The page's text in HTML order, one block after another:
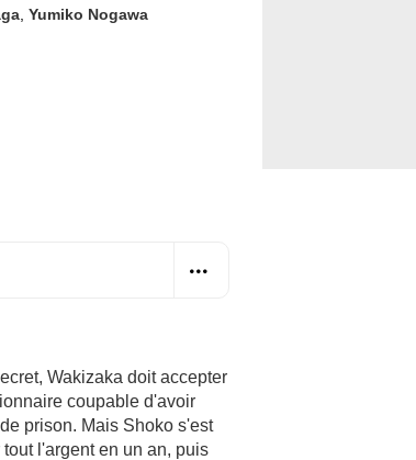
Yumiko Nogawa
Wakizaka doit accepter
coupable d'avoir
prison. Mais Shoko s'est
l'argent en un an, puis